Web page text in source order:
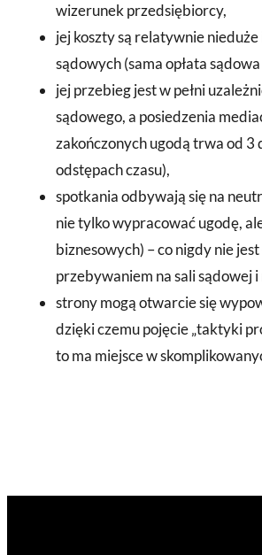
wizerunek przedsiębiorcy,
jej koszty są relatywnie
sądowych (sama opłata
jej przebieg jest w pełni
sądowego, a posiedzenia
zakończonych ugodą trwa od
odstępach czasu),
spotkania odbywają się na
nie tylko wypracować ugodę,
biznesowych) – co nigdy nie
przebywaniem na sali sądowej
strony mogą otwarcie się
dzięki czemu pojęcie „taktyki
to ma miejsce w